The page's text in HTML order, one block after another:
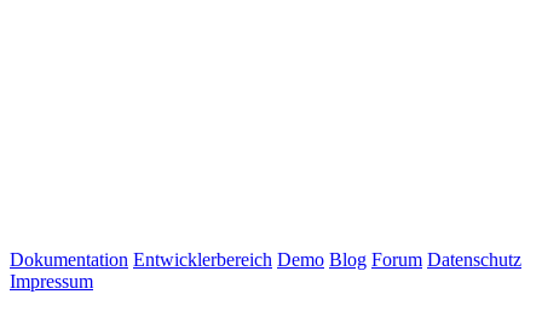
Dokumentation Entwicklerbereich Demo Blog Forum Datenschutz
Impressum